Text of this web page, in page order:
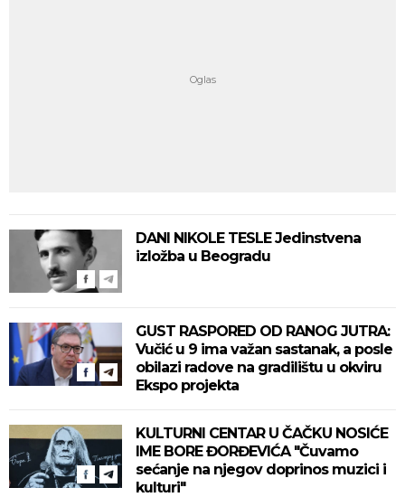
DANI NIKOLE TESLE Jedinstvena
izložba u Beogradu
GUST RASPORED OD RANOG JUTRA:
Vučić u 9 ima važan sastanak, a posle
obilazi radove na gradilištu u okviru
Ekspo projekta
KULTURNI CENTAR U ČAČKU NOSIĆE
IME BORE ĐORĐEVIĆA "Čuvamo
sećanje na njegov doprinos muzici i
kulturi"